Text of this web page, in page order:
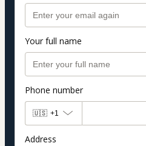
Your full name
Phone number
🇺🇸 +1
Address